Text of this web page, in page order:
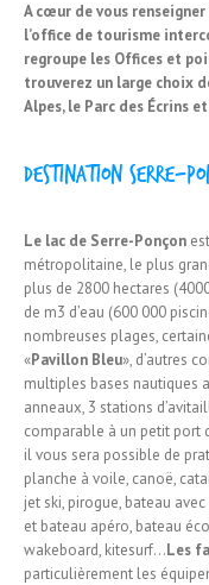
A cœur de vous renseigner
l’office de tourisme
regroupe les Offices et
trouverez un large choix
Alpes, le Parc des Écrins
Destination Serre-
Le lac de Serre-Ponçon
métropolitaine, le plus
plus de 2800 hectares
de m3 d’eau (600 000
nombreuses plages,
«Pavillon Bleu», d’autres
multiples bases nautiques
anneaux, 3 stations
comparable à un petit port
il vous sera possible de
planche à voile, canoë,
jet ski, pirogue, bateau
et bateau apéro, bateau
wakeboard, kitesurf…Les
particulièrement les